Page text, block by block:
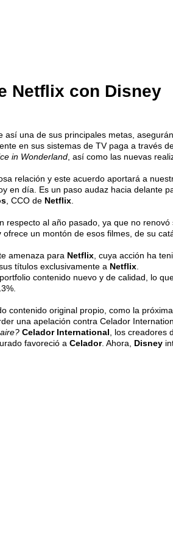
Netflix con Disney
una de sus principales metas,
en sus sistemas de TV paga a través
in Wonderland , así como las nuevas
relación y este acuerdo aportará a
en día. Es un paso audaz hacia delante
, CCO de Netflix
respecto al año pasado, ya que no renovó
ofrece un montón de esos filmes, de su
amenaza para Netflix , cuya acción ha
títulos exclusivamente a Netflix
contenido nuevo y de calidad, lo
contenido original propio, como la
una apelación contra Celador
Celador International , los
favoreció a Celador. Ahora, Disney